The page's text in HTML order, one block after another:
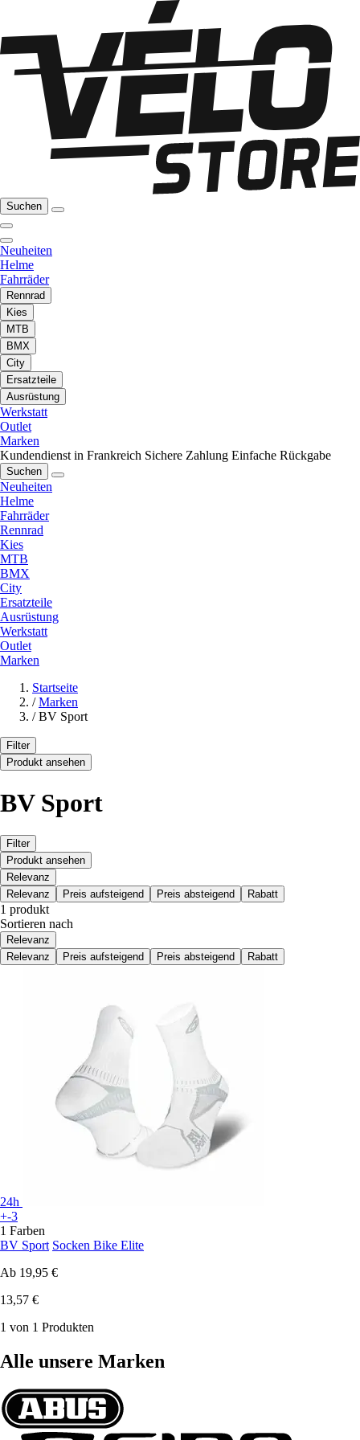
Suchen
Neuheiten
Helme
Fahrräder
Rennrad
Kies
MTB
BMX
City
Ersatzteile
Ausrüstung
Werkstatt
Outlet
Marken
Kundendienst in Frankreich Sichere Zahlung Einfache Rückgabe
Suchen
Neuheiten
Helme
Fahrräder
Rennrad
Kies
MTB
BMX
City
Ersatzteile
Ausrüstung
Werkstatt
Outlet
Marken
Startseite
/ Marken
/ BV Sport
Filter
Produkt ansehen
BV Sport
Filter
Produkt ansehen
Relevanz
Relevanz
Preis aufsteigend Preis absteigend Rabatt
1 produkt
Sortieren nach
Relevanz
Relevanz
Preis aufsteigend Preis absteigend Rabatt
24h
+-3
1 Farben
BV Sport Socken Bike Elite
Ab 19,95 €
13,57 €
1 von 1 Produkten
Alle unsere Marken